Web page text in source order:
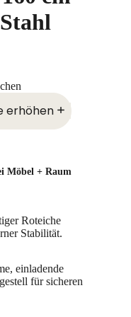
erhöhen
Möbel + Raum
Roteiche
Stabilität.
einladende
für sicheren